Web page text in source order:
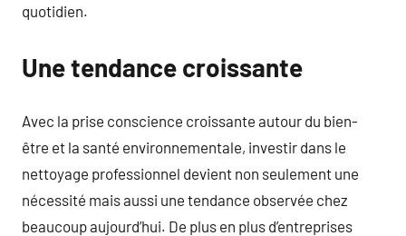
quotidien.
Une tendance croissante
Avec la prise conscience croissante autour du bien-
être et la santé environnementale, investir dans le
nettoyage professionnel devient non seulement une
nécessité mais aussi une tendance observée chez
beaucoup aujourd’hui. De plus en plus d’entreprises